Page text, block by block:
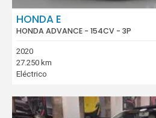
HONDA E
HONDA ADVANCE - 154CV - 3P
2020
27.250 km
Eléctrico